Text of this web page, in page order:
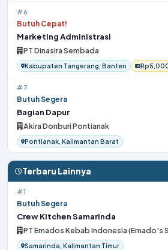
#6
Butuh Cepat!
Marketing Administrasi
PT Dinasira Sembada
Kabupaten Tangerang, Banten
#7
Butuh Segera
Bagian Dapur
Akira Donburi Pontianak
Pontianak, Kalimantan Barat
Terbaru Lainnya
#1
Butuh Segera
Crew Kitchen Samarinda
PT Emados Kebab Indonesia (Emado's
Samarinda, Kalimantan Timur